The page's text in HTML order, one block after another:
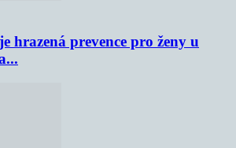
hrazená prevence pro ženy u